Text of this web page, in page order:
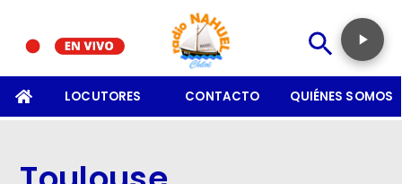
LOCUTORES CONTACTO QUIÉNES SOMOS